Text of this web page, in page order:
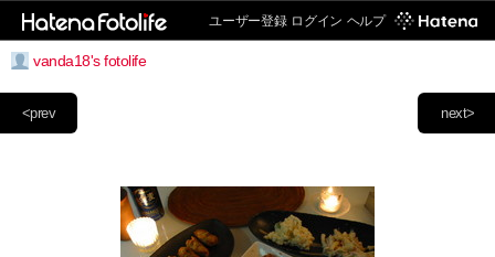
ユーザー登録 ログイン ヘルプ
vanda18's fotolife
next>
<prev